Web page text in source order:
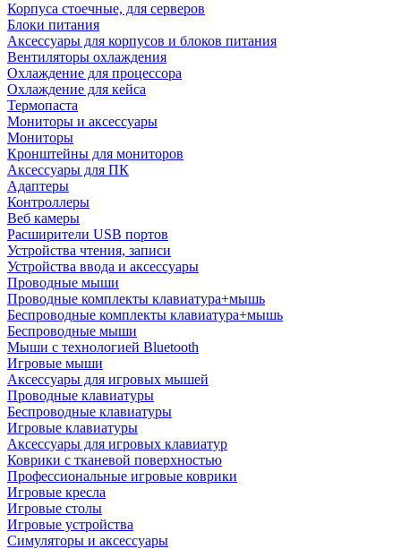
Корпуса стоечные, для серверов
Блоки питания
Аксессуары для корпусов и блоков питания
Вентиляторы охлаждения
Охлаждение для процессора
Охлаждение для кейса
Термопаста
Мониторы и аксессуары
Мониторы
Кронштейны для мониторов
Аксессуары для ПК
Адаптеры
Контроллеры
Веб камеры
Расширители USB портов
Устройства чтения, записи
Устройства ввода и аксессуары
Проводные мыши
Проводные комплекты клавиатура+мышь
Беспроводные комплекты клавиатура+мышь
Беспроводные мыши
Мыши с технологией Bluetooth
Игровые мыши
Аксессуары для игровых мышей
Проводные клавиатуры
Беспроводные клавиатуры
Игровые клавиатуры
Аксессуары для игровых клавиатур
Коврики с тканевой поверхностью
Профессиональные игровые коврики
Игровые кресла
Игровые столы
Игровые устройства
Симуляторы и аксессуары